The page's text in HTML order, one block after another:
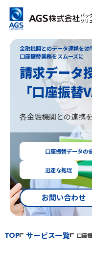
バッ
ソリ
金融機関とのデータ連携を効
口座振替業務をスムーズに
請求データ
「口座振替
各金融機関との連携
口座振替データの
迅速な処理
お問い合わせ
TOP サービス一覧 口座